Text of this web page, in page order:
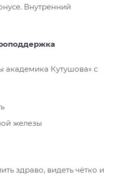
Внутренний
академика Кутушова» с
железы
здраво, видеть чётко и